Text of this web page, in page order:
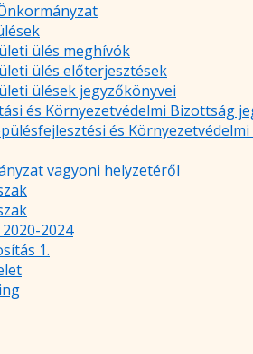
ülés meghívók
ülés előterjesztések
ülések jegyzőkönyvei
és Környezetvédelmi Bizottság
és
vagyoni helyzetéről
2024
1.